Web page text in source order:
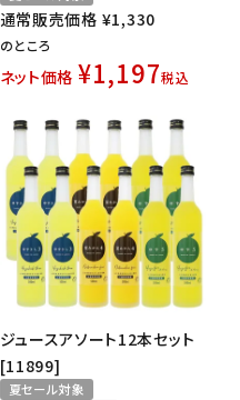
通常販売価格 ¥1,330
のところ
ネット価格 ¥1,197税込
ジュースアソート12本セット
[11899]
夏セール対象